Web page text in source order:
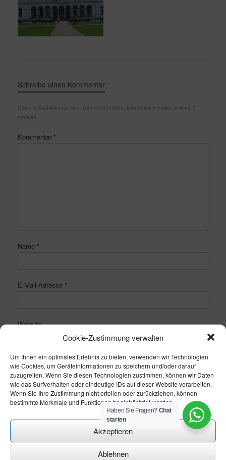
Cookie-Zustimmung verwalten
Um Ihnen ein optimales Erlebnis zu bieten, verwenden wir Technologien
wie Cookies, um Geräteinformationen zu speichern und/oder darauf
zuzugreifen. Wenn Sie diesen Technologien zustimmen, können wir Daten
wie das Surfverhalten oder eindeutige IDs auf dieser Website verarbeiten.
Wenn Sie Ihre Zustimmung nicht erteilen oder zurückziehen, können
bestimmte Merkmale und Funktionen beeinträchtigt werden.
Akzeptieren
Ablehnen
Schreibe einen Kommentar
Deine E-Mail-Adresse wird nicht veröffentlicht. Erforderliche Felder sind mit *
markiert
Kommentar *
Name *
E-Mail-Adresse *
Website
CN-Homepageservice
Haben Sie Fragen? Chat
starten